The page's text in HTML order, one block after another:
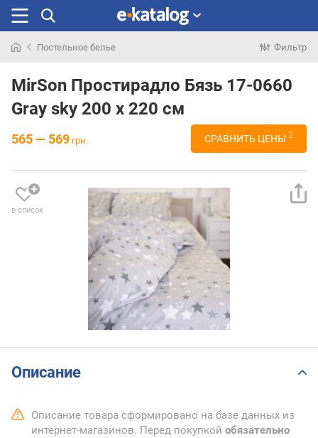
раньше
Постельное белье Фильтр
MirSon Простирадло Бязь 17-0660
Gray sky 200 х 220 см
565 — 569 грн. СРАВНИТЬ ЦЕНЫ 2
в список
Описание
Описание товара сформировано на базе данных из
интернет-магазинов. Перед покупкой обязательно